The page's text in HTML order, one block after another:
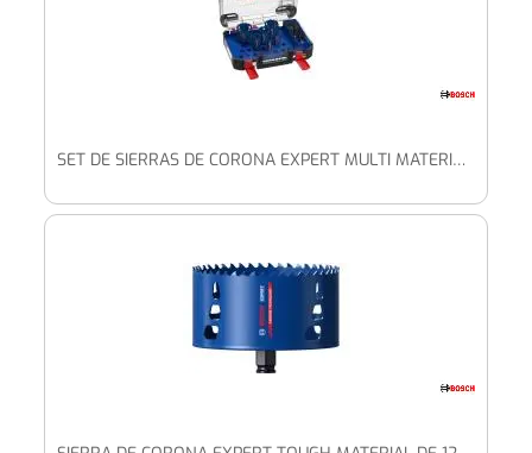
SET DE SIERRAS DE CORONA EXPERT MULTI MATERIAL DE 22/25/35/51/60/68 MM, 9 UDS.